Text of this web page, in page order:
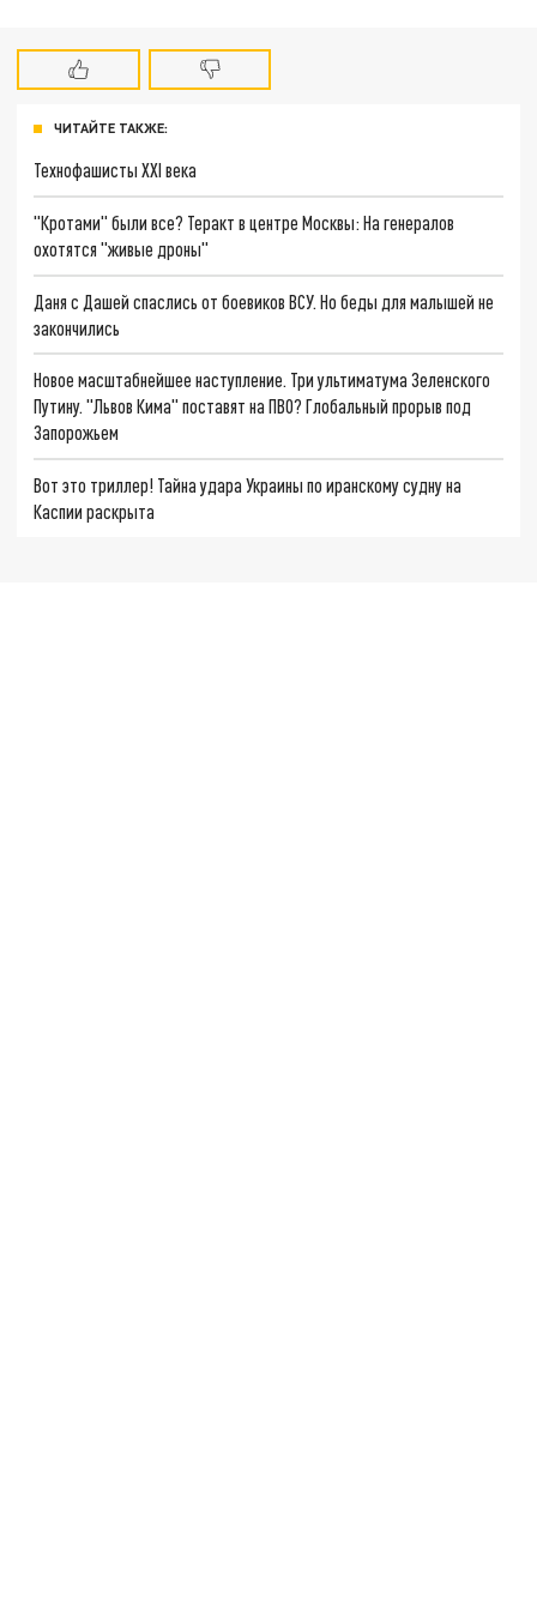
ЧИТАЙТЕ ТАКЖЕ:
Технофашисты XXI века
"Кротами" были все? Теракт в центре Москвы: На генералов
охотятся "живые дроны"
Даня с Дашей спаслись от боевиков ВСУ. Но беды для малышей не
закончились
Новое масштабнейшее наступление. Три ультиматума Зеленского
Путину. "Львов Кима" поставят на ПВО? Глобальный прорыв под
Запорожьем
Вот это триллер! Тайна удара Украины по иранскому судну на
Каспии раскрыта